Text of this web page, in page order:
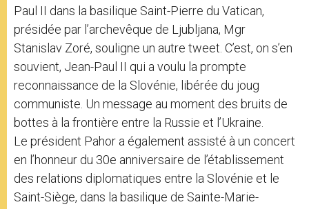
Paul II dans la basilique Saint-Pierre du Vatican,
présidée par l’archevêque de Ljubljana, Mgr
Stanislav Zoré, souligne un autre tweet. C’est, on s’en
souvient, Jean-Paul II qui a voulu la prompte
reconnaissance de la Slovénie, libérée du joug
communiste. Un message au moment des bruits de
bottes à la frontière entre la Russie et l’Ukraine.
Le président Pahor a également assisté à un concert
en l’honneur du 30e anniversaire de l’établissement
des relations diplomatiques entre la Slovénie et le
Saint-Siège, dans la basilique de Sainte-Marie-